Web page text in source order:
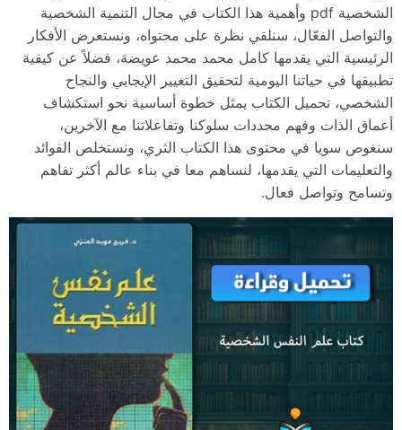
الشخصية pdf وأهمية هذا الكتاب في مجال التنمية الشخصية
والتواصل الفعّال، سنلقي نظرة على محتواه، ونستعرض الأفكار
الرئيسية التي يقدمها كامل محمد محمد عويضة، فضلاً عن كيفية
تطبيقها في حياتنا اليومية لتحقيق التغيير الإيجابي والنجاح
الشخصي، تحميل الكتاب يمثل خطوة أساسية نحو استكشاف
أعماق الذات وفهم محددات سلوكنا وتفاعلاتنا مع الآخرين،
سنغوص سويا في محتوى هذا الكتاب الثري، ونستخلص الفوائد
والتعليمات التي يقدمها، لنساهم معا في بناء عالم أكثر تفاهم
وتسامح وتواصل فعال.